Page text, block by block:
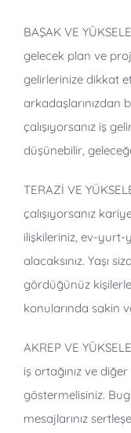
BAŞAK VE
gelecek plan ve
gelirlerinize dikkat
arkadaşlarınızdan
çalışıyorsanız iş
düşünebilir,
TERAZİ VE
çalışıyorsanız
ilişkileriniz, ev-yurt-
alacaksınız. Yaşı
gördüğünüz
konularında sakin
AKREP VE
iş ortağınız ve
göstermelisiniz.
mesajlarınız